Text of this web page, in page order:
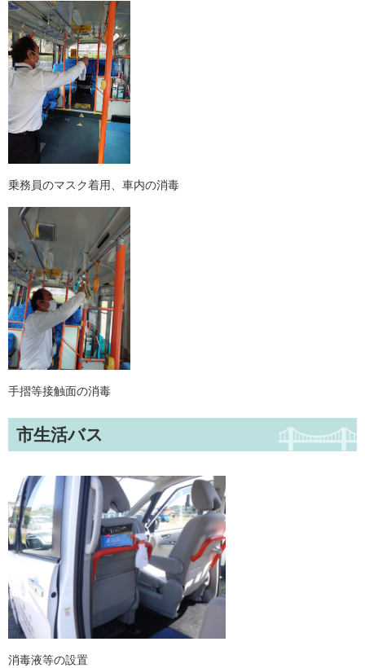
乗務員のマスク着用、車内の消毒
手摺等接触面の消毒
市生活バス
消毒液等の設置